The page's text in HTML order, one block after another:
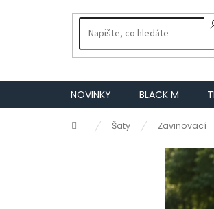
NOVINKY BLACK M
Domů Šaty Zavinovací